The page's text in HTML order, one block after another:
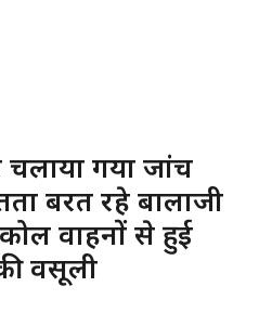
चलाया गया जांच
बरत रहे बालाजी
वाहनों से हुई
वसूली